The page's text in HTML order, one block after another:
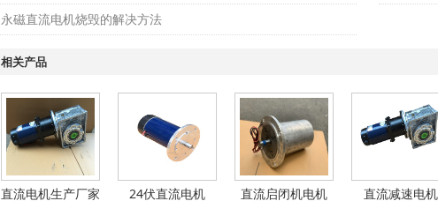
永磁直流电机烧毁的解决方法
相关产品
直流电机生产厂家 24伏直流电机 直流启闭机电机 直流减速电机